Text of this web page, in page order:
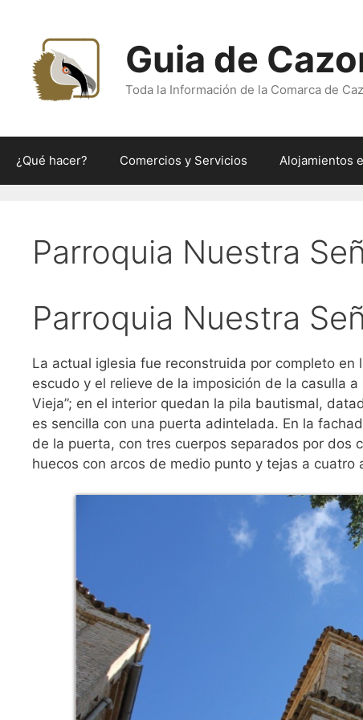
contenido
Guia de
Toda la Información de la Comarca de
¿Qué hacer? Comercios y Servicios Alojamientos
Parroquia Nuestra
Parroquia Nuestra
La actual iglesia fue reconstruida por completo
escudo y el relieve de la imposición de la casulla
Vieja”; en el interior quedan la pila bautismal,
es sencilla con una puerta adintelada. En la
de la puerta, con tres cuerpos separados por dos
huecos con arcos de medio punto y tejas a cuatro